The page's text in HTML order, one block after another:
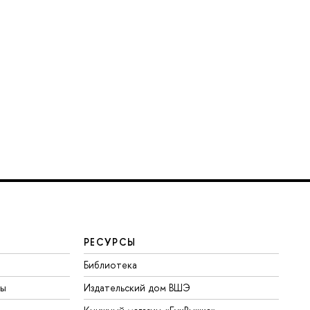
РЕСУРСЫ
Библиотека
Издательский дом ВШЭ